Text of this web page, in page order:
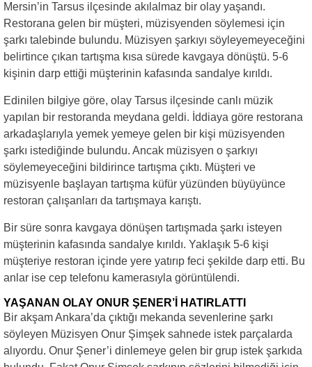
Mersin’in Tarsus ilçesinde akılalmaz bir olay yaşandı.
Restorana gelen bir müşteri, müzisyenden söylemesi için
şarkı talebinde bulundu. Müzisyen şarkıyı söyleyemeyeceğini
belirtince çıkan tartışma kısa sürede kavgaya dönüştü. 5-6
kişinin darp ettiği müşterinin kafasında sandalye kırıldı.
Edinilen bilgiye göre, olay Tarsus ilçesinde canlı müzik
yapılan bir restoranda meydana geldi. İddiaya göre restorana
arkadaşlarıyla yemek yemeye gelen bir kişi müzisyenden
şarkı istediğinde bulundu. Ancak müzisyen o şarkıyı
söylemeyeceğini bildirince tartışma çıktı. Müşteri ve
müzisyenle başlayan tartışma küfür yüzünden büyüyünce
restoran çalışanları da tartışmaya karıştı.
Bir süre sonra kavgaya dönüşen tartışmada şarkı isteyen
müşterinin kafasında sandalye kırıldı. Yaklaşık 5-6 kişi
müşteriye restoran içinde yere yatırıp feci şekilde darp etti. Bu
anlar ise cep telefonu kamerasıyla görüntülendi.
YAŞANAN OLAY ONUR ŞENER’İ HATIRLATTI
Bir akşam Ankara’da çıktığı mekanda sevenlerine şarkı
söyleyen Müzisyen Onur Şimşek sahnede istek parçalarda
alıyordu. Onur Şener’i dinlemeye gelen bir grup istek şarkıda